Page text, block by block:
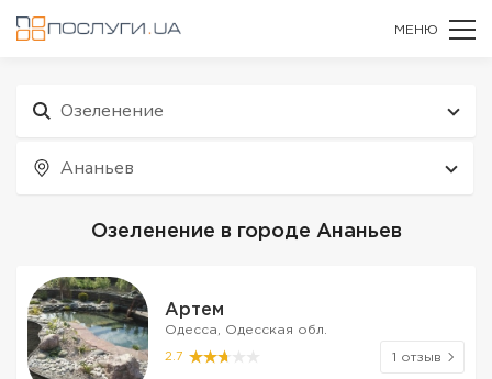
МЕНЮ
Озеленение
Ананьев
Озеленение в городе Ананьев
Артем
Одесса, Одесская обл.
2.7 1 отзыв